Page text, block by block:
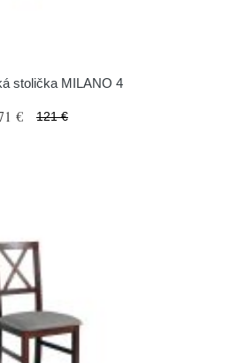
stolička MILANO 4
€ 121 €